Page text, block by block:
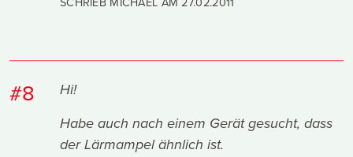
#8
Hi!
Habe auch nach einem Gerät gesucht, dass
der Lärmampel ähnlich ist.